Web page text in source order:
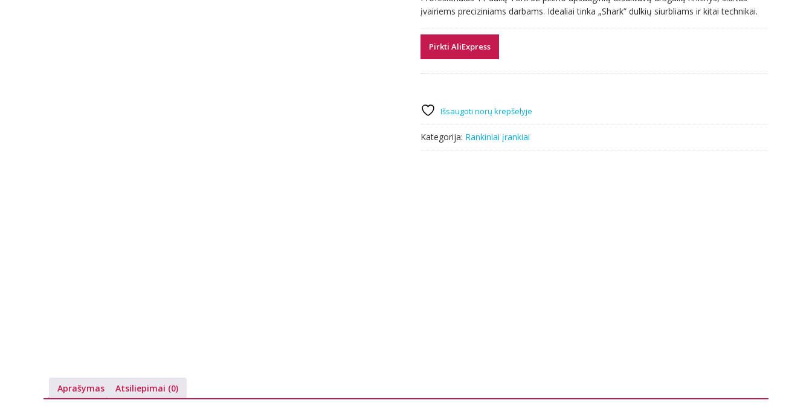
įvairiems preciziniams darbams. Idealiai tinka „Shark” dulkių siurbliams ir kitai technikai.
Pirkti AliExpress
Išsaugoti norų krepšelyje
Kategorija: Rankiniai įrankiai
Aprašymas Atsiliepimai (0)